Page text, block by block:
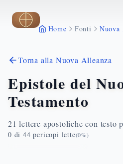
Vai al contenuto principale
Home Fonti Nuova
Torna alla Nuova Alleanza
Epistole del
Testamento
21 lettere apostoliche con testo
0 di 44 pericopi lette(0%)